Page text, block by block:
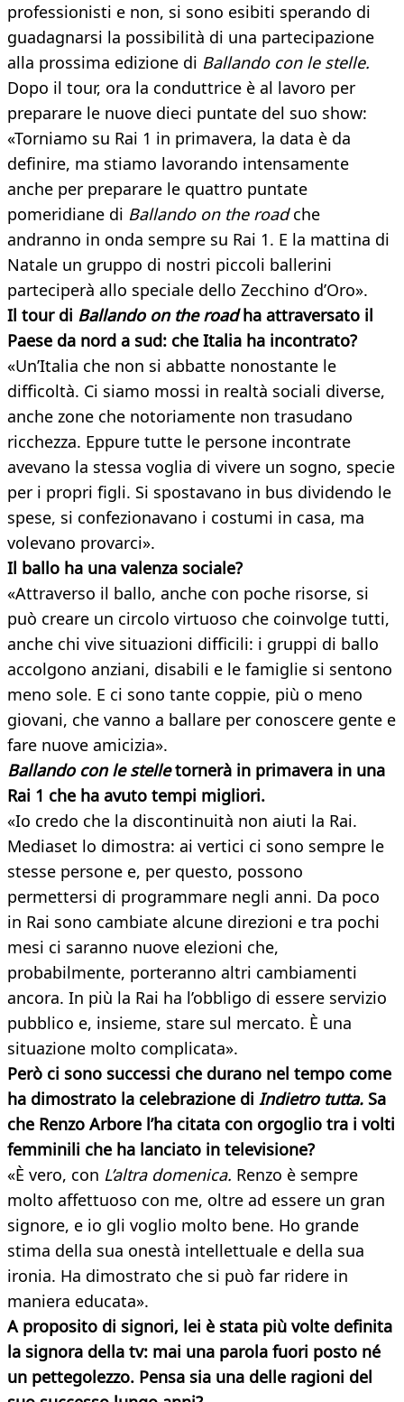
professionisti e non, si sono esibiti sperando di
guadagnarsi la possibilità di una partecipazione
alla prossima edizione di Ballando con le stelle.
Dopo il tour, ora la conduttrice è al lavoro per
preparare le nuove dieci puntate del suo show:
«Torniamo su Rai 1 in primavera, la data è da
definire, ma stiamo lavorando intensamente
anche per preparare le quattro puntate
pomeridiane di Ballando on the roadche
andranno in onda sempre su Rai 1. E la mattina di
Natale un gruppo di nostri piccoli ballerini
parteciperà allo speciale dello Zecchino d’Oro».
Il tour di Ballando on the road ha attraversato il
Paese da nord a sud: che Italia ha incontrato?
«Un’Italia che non si abbatte nonostante le
difficoltà. Ci siamo mossi in realtà sociali diverse,
anche zone che notoriamente non trasudano
ricchezza. Eppure tutte le persone incontrate
avevano la stessa voglia di vivere un sogno, specie
per i propri figli. Si spostavano in bus dividendo le
spese, si confezionavano i costumi in casa, ma
volevano provarci».
Il ballo ha una valenza sociale?
«Attraverso il ballo, anche con poche risorse, si
può creare un circolo virtuoso che coinvolge tutti,
anche chi vive situazioni difficili: i gruppi di ballo
accolgono anziani, disabili e le famiglie si sentono
meno sole. E ci sono tante coppie, più o meno
giovani, che vanno a ballare per conoscere gente e
fare nuove amicizia».
Ballando con le stelletornerà in primavera in una
Rai 1 che ha avuto tempi migliori.
«Io credo che la discontinuità non aiuti la Rai.
Mediaset lo dimostra: ai vertici ci sono sempre le
stesse persone e, per questo, possono
permettersi di programmare negli anni. Da poco
in Rai sono cambiate alcune direzioni e tra pochi
mesi ci saranno nuove elezioni che,
probabilmente, porteranno altri cambiamenti
ancora. In più la Rai ha l’obbligo di essere servizio
pubblico e, insieme, stare sul mercato. È una
situazione molto complicata».
Però ci sono successi che durano nel tempo come
ha dimostrato la celebrazione di Indietro tutta. Sa
che Renzo Arbore l’ha citata con orgoglio tra i volti
femminili che ha lanciato in televisione?
«È vero, con L’altra domenica. Renzo è sempre
molto affettuoso con me, oltre ad essere un gran
signore, e io gli voglio molto bene. Ho grande
stima della sua onestà intellettuale e della sua
ironia. Ha dimostrato che si può far ridere in
maniera educata».
A proposito di signori, lei è stata più volte definita
la signora della tv: mai una parola fuori posto né
un pettegolezzo. Pensa sia una delle ragioni del